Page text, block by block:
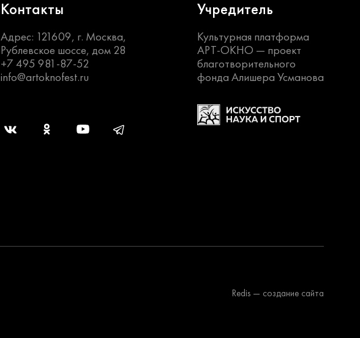
Контакты
Адрес: 121609, г. Москва,
Рублевское шоссе, дом 28
+7 495 981-87-52
info@artoknofest.ru
Учредитель
Культурная платформа
АРТ-ОКНО — проект
благотворительного
фонда Алишера Усманова
Redis — создание сайта